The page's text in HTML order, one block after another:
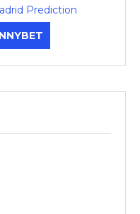
Prediction